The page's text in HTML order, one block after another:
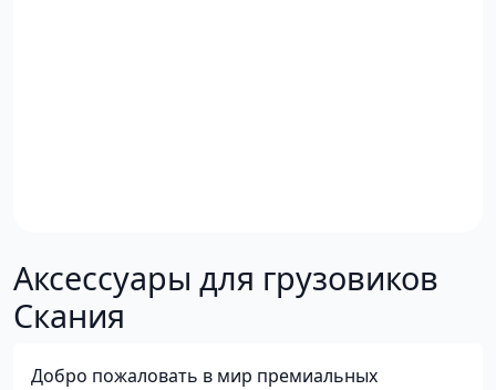
Аксессуары для грузовиков
Скания
Добро пожаловать в мир премиальных